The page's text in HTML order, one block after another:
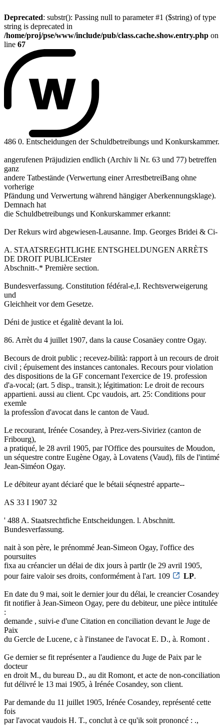
Deprecated: substr(): Passing null to parameter #1 ($string) of type
string is deprecated in
/home/proj/pse/www/include/pub/class.cache.show.entry.php on
line 67
486 0. Entscheidungen der Schuldbetreibungs und Konkurskammer.
angerufenen Präjudizien endlich (Archiv li Nr. 63 und 77) betreffen
ganz
andere Tatbestände (Verwertung einer ArrestbetreiBang ohne
vorherige
Pfändung und Verwertung während hängiger Aberkennungsklage).
Demnach hat
die Schuldbetreibungs und Konkurskammer erkannt:
Der Rekurs wird abgewiesen-Lausanne. Imp. Georges Bridei & Ci-
A. STAATSREGHTLIGHE ENTSGHELDUNGEN ARRÈTS
DE DROIT PUBLICErster
Abschnitt-.* Première section.
Bundesverfassung. Constitution fédéral-e,I. Rechtsverweigerung
und
Gleichheit vor dem Gesetze.
Déni de justice et égalitè devant la loi.
86. Arrèt du 4 juillet 1907, dans la cause Cosanäey contre Ogay.
Becours de droit public ; recevez-bilità: rapport à un recours de droit
civil ; épuisement des instances cantonales. Recours pour violation
des dispositions de la GF concernant l'exercice de 19. profession
d'a-vocal; (art. 5 disp., transit.); légitimation: Le droit de recours
appartieni. aussi au client. Cpc vaudois, art. 25: Conditions pour
exemle
la professîon d'avocat dans le canton de Vaud.
Le recourant, Irénée Cosandey, à Prez-vers-Siviriez (canton de
Fribourg),
a pratiqué, le 28 avril 1905, par l'Office des poursuites de Moudon,
un séquestre contre Eugène Ogay, à Lovatens (Vaud), fils de l'intimé
Jean-Siméon Ogay.
Le débiteur ayant déciaré que le bétaii séqnestré apparte--
AS 33 I 1907 32
' 488 A. Staatsrechtfiche Entscheidungen. l. Abschnitt.
Bundesverfassung.
nait à son père, le prénommé Jean-Simeon Ogay, l'office des
poursuites
fixa au créancier un délai de dix jours à partlr (le 29 avril 1905,
pour faire valoir ses droits, conformément à l'art. 109
LP.
En date du 9 mai, soit le dernier jour du délai, le creancier Cosandey
fit notifier à Jean-Simeon Ogay, pere du debiteur, une pièce intitulée
:
demande , suivi-e d'une Citation en conciliation devant le Juge de
Paix
du Gercle de Lucene, c à l'instanee de l'avocat E. D., à. Romont .
Ge dernier se fit représenter a l'audience du Juge de Paix par le
docteur
en droit M., du bureau D., au dit Romont, et acte de non-conciliation
fut délivré le 13 mai 1905, à Irénée Cosandey, son client.
Par demande du 11 juillet 1905, Irénée Cosandey, représenté cette
fois
par l'avocat vaudois H. T., conclut à ce qu'ik soit prononcé : .,